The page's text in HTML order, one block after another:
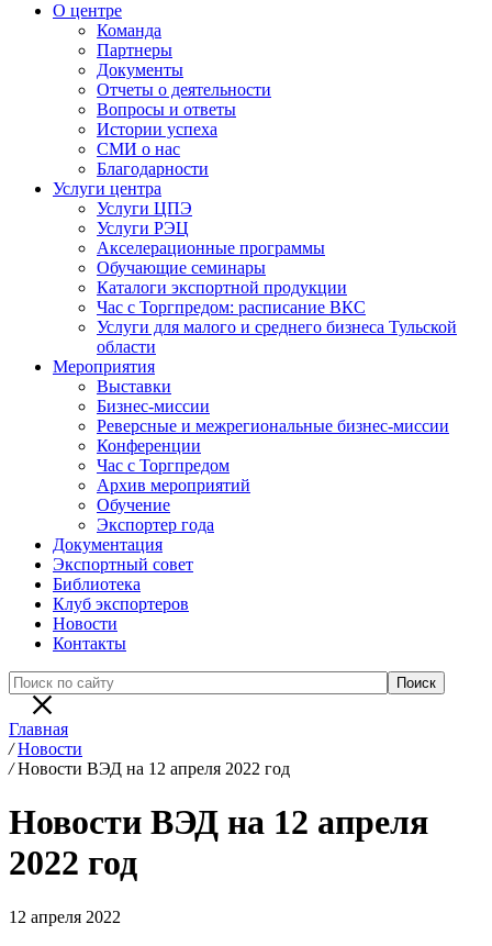
О центре
Команда
Партнеры
Документы
Отчеты о деятельности
Вопросы и ответы
Истории успеха
СМИ о нас
Благодарности
Услуги центра
Услуги ЦПЭ
Услуги РЭЦ
Акселерационные программы
Обучающие семинары
Каталоги экспортной продукции
Час с Торгпредом: расписание ВКС
Услуги для малого и среднего бизнеса Тульской
области
Мероприятия
Выставки
Бизнес-миссии
Реверсные и межрегиональные бизнес-миссии
Конференции
Час с Торгпредом
Архив мероприятий
Обучение
Экспортер года
Документация
Экспортный совет
Библиотека
Клуб экспортеров
Новости
Контакты
Главная
/ Новости
/ Новости ВЭД на 12 апреля 2022 год
Новости ВЭД на 12 апреля
2022 год
12 апреля 2022